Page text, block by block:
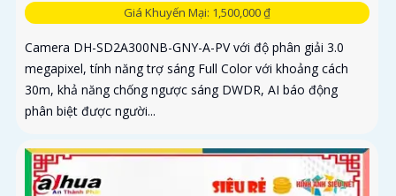
Giá Khuyến Mại: 1,500,000 ₫
Camera DH-SD2A300NB-GNY-A-PV với độ phân giải 3.0
megapixel, tính năng trợ sáng Full Color với khoảng cách
30m, khả năng chống ngược sáng DWDR, AI báo động
phân biệt được người...